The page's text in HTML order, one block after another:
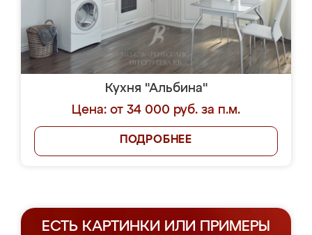
Кухня "Альбина"
Цена: от 34 000 руб. за п.м.
ПОДРОБНЕЕ
ЕСТЬ КАРТИНКИ ИЛИ ПРИМЕРЫ